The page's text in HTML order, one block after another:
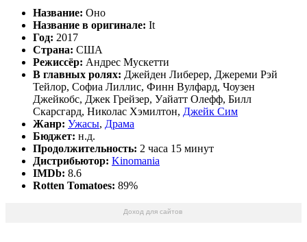
Название: Оно
Название в оригинале: It
Год: 2017
Страна: США
Режиссёр: Андрес Мускетти
В главных ролях: Джейден Либерер, Джереми Рэй
Тейлор, Софиа Лиллис, Финн Вулфард, Чоузен
Джейкобс, Джек Грейзер, Уайатт Олефф, Билл
Скарсгард, Николас Хэмилтон, Джейк Сим
Жанр: Ужасы, Драма
Бюджет: н.д.
Продолжительность: 2 часа 15 минут
Дистрибьютор: Kinomania
IMDb: 8.6
Rotten Tomatoes: 89%
Доход для сайтов